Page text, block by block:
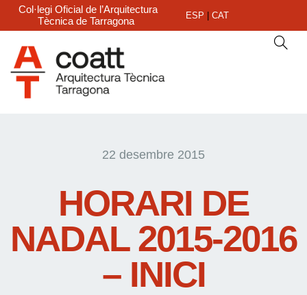
Col·legi Oficial de l’Arquitectura
Tècnica de Tarragona
ESP CAT
22 desembre 2015
HORARI DE
NADAL 2015-2016
– INICI